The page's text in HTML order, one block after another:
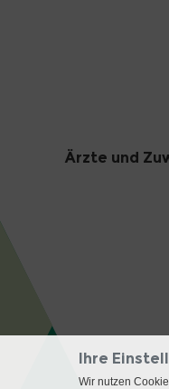
Ärzte und
Ihre
Wir nutzen